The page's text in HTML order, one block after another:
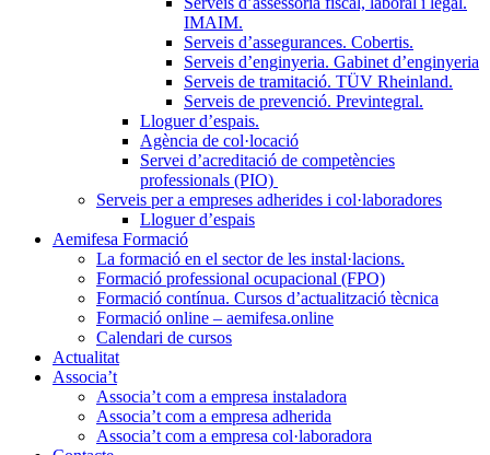
IMAIM.
Serveis d’assegurances. Cobertis.
Serveis d’enginyeria. Gabinet d’enginyeria
Serveis de tramitació. TÜV Rheinland.
Serveis de prevenció. Previntegral.
Lloguer d’espais.
Agència de col·locació
Servei d’acreditació de competències
professionals (PIO)
Serveis per a empreses adherides i col·laboradores
Lloguer d’espais
Aemifesa Formació
La formació en el sector de les instal·lacions.
Formació professional ocupacional (FPO)
Formació contínua. Cursos d’actualització tècnica
Formació online – aemifesa.online
Calendari de cursos
Actualitat
Associa’t
Associa’t com a empresa instaladora
Associa’t com a empresa adherida
Associa’t com a empresa col·laboradora